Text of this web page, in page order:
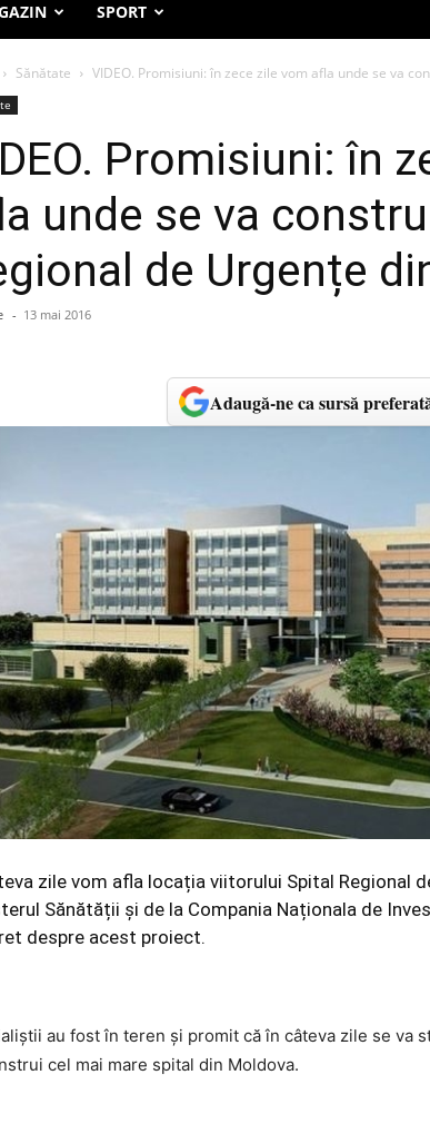
SPORT
Sănătate VIDEO. Promisiuni: în zece zile vom afla unde se va
Promisiuni: în
unde se va
de Urgențe
- 13 mai 2016
Adaugă-ne ca sursă
zile vom afla locația viitorului Spital Regional
Sănătății și de la Compania Naționala de
despre acest proiect.
au fost în teren și promit că în câteva zile se va
cel mai mare spital din Moldova.